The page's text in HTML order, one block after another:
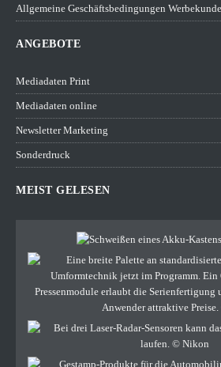
Allgemeine Geschäftsbedingungen
ANGEBOTE
Mediadaten Print
Mediadaten online
Newsletter Marketing
Sonderdruck
MEIST GELESEN